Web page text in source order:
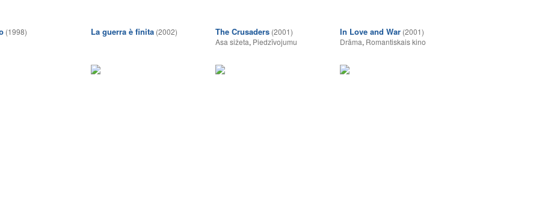
(1998) La guerra è finita (2002) The Crusaders (2001)
Asa sižeta, Piedzīvojumu
In Love and War (2001)
Drāma, Romantiskais kino